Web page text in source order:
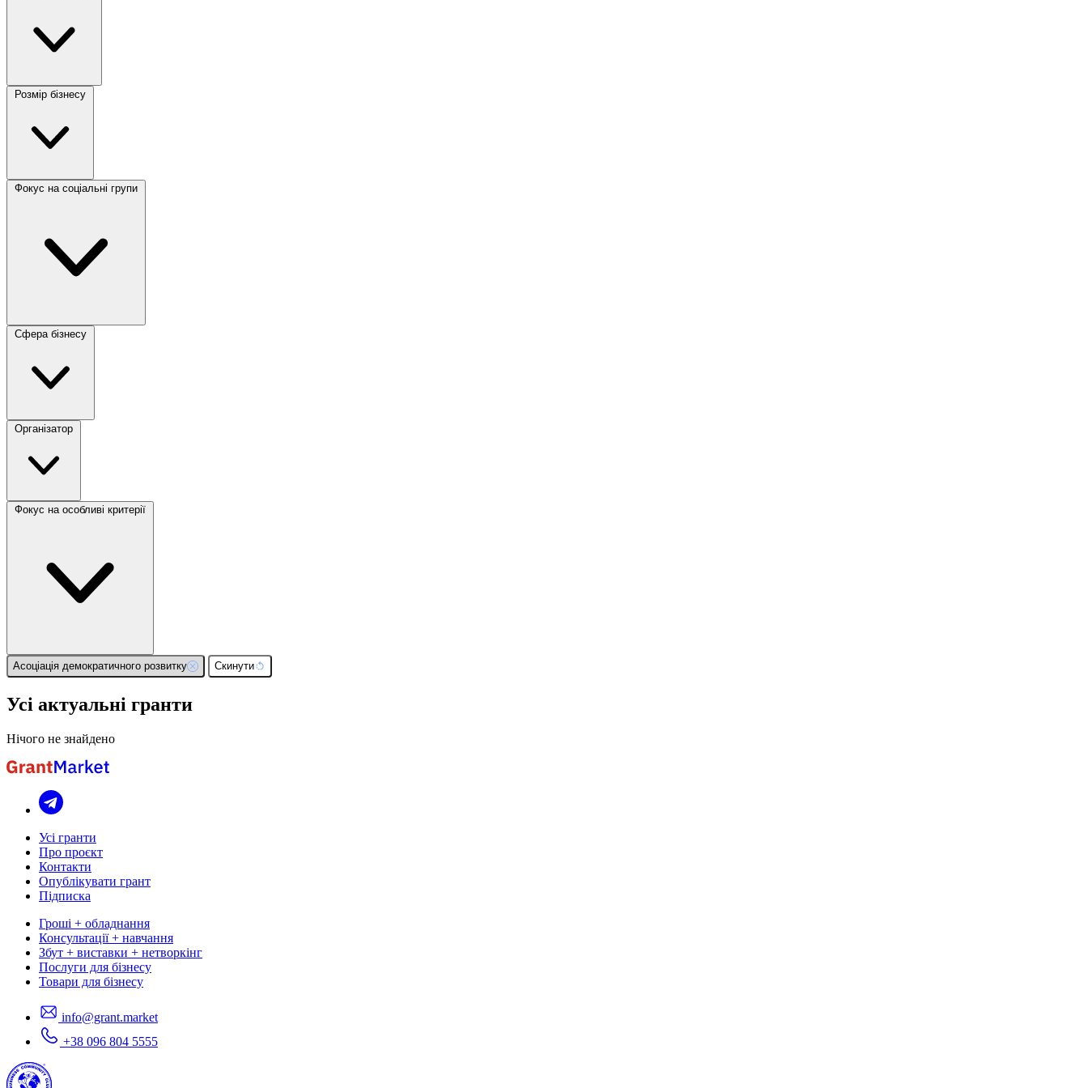
Розмір бізнесу
Фокус на соціальні групи
Сфера бізнесу
Організатор
Фокус на особливі критерії
Асоціація демократичного розвитку Скинути
Усі актуальні гранти
Нічого не знайдено
Усі гранти
Про проєкт
Контакти
Опублікувати грант
Підписка
Гроші + обладнання
Консультації + навчання
Збут + виставки + нетворкінг
Послуги для бізнесу
Товари для бізнесу
info@grant.market
+38 096 804 5555